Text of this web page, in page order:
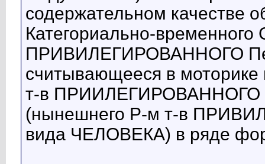
содержательном качестве
Категориально-
ПРИВИЛЕГИРОВАННОГО
считывающееся в моторике
т-в ПРИИЛЕГИРОВАННОГО
(нынешнего Р-м т-в
вида ЧЕЛОВЕКА) в ряде